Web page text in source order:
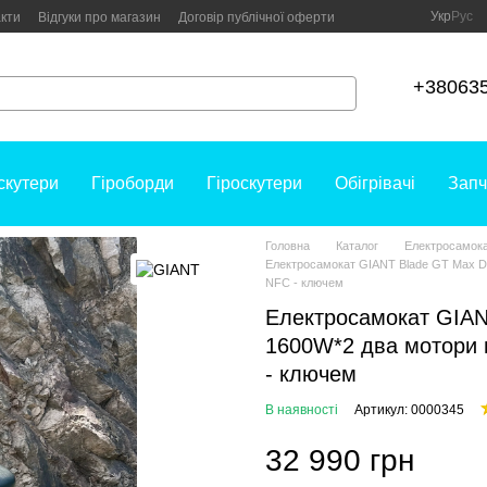
Відгуки про магазин Договір публічної оферти Укр Рус
Гіроборди Гіроскутери Обігрівачі
Головна Каталог
Електросамокат GIANT Blade GT Max
NFC - ключем
Електросамокат
1600W*2 два мотори
- ключем
В наявності Артикул: 0000345
32 990 грн